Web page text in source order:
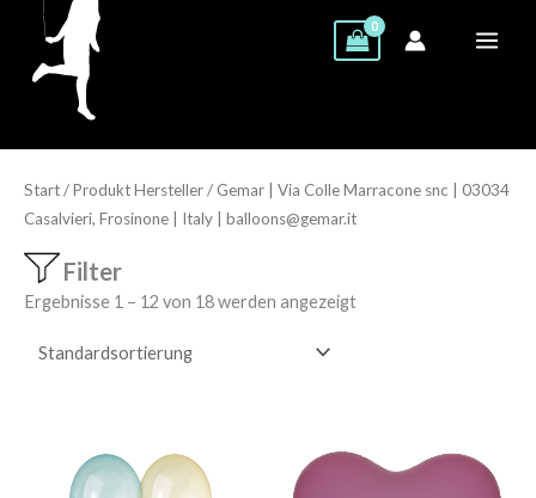
Start/ Produkt Hersteller / Gemar | Via Colle Marracone snc | 03034
Casalvieri, Frosinone | Italy | balloons@gemar.it
Filter
Showing 1–18 of 18 results